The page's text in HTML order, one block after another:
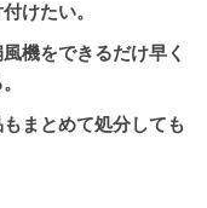
けたい。
機をできるだけ早く
まとめて処分しても